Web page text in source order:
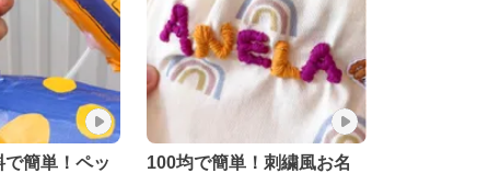
簡単！ペッ
100均で簡単！刺繍風お名